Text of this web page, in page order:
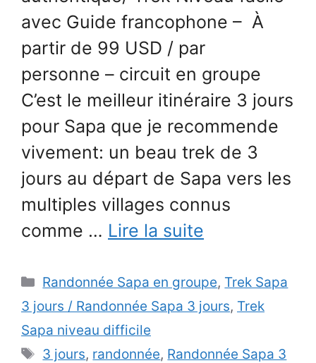
avec Guide francophone – À
partir de 99 USD / par
personne – circuit en groupe
C’est le meilleur itinéraire 3 jours
pour Sapa que je recommende
vivement: un beau trek de 3
jours au départ de Sapa vers les
multiples villages connus
comme … Lire la suite
Catégories
Randonnée Sapa en groupe, Trek Sapa
3 jours / Randonnée Sapa 3 jours, Trek
Sapa niveau difficile
Étiquettes
3 jours, randonnée, Randonnée Sapa 3